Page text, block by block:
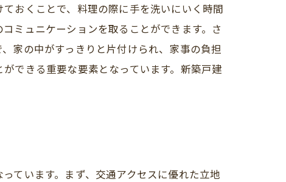
おくことで、料理の際に手を洗いにいく時間
ミュニケーションを取ることができます。さ
家の中がすっきりと片付けられ、家事の負担
できる重要な要素となっています。新築戸建
ています。まず、交通アクセスに優れた立地